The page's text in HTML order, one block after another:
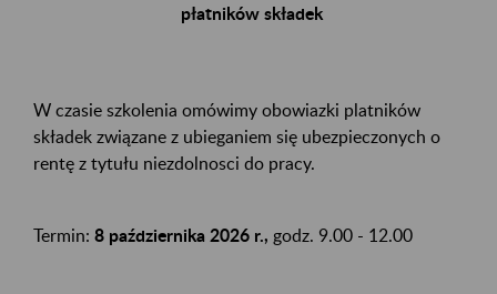
płatników składek
W czasie szkolenia omówimy obowiazki platników
składek związane z ubieganiem się ubezpieczonych o
rentę z tytułu niezdolnosci do pracy.
Termin: 8 października 2026 r., godz. 9.00 - 12.00